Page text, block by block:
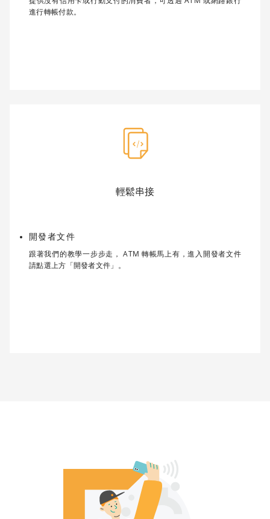
進行轉帳付款。
輕鬆串接
開發者文件
跟著我們的教學一步步走， ATM 轉帳馬上有，進入開發者文件
請點選上方「開發者文件」。